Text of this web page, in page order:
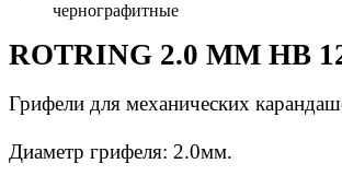
чернографитные
ROTRING 2.0 MM HB
Грифели для механических
Диаметр грифеля: 2.0мм.